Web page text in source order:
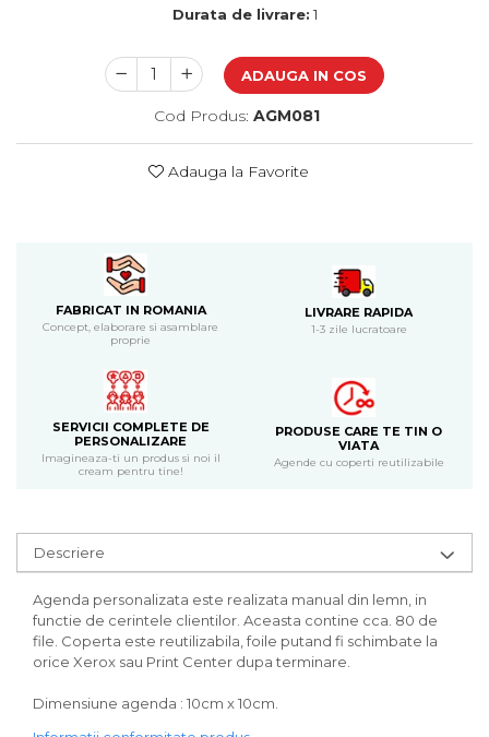
Cadouri personalizate pentru nasi
Ateliere - planse cu nisip colorat
Durata de livrare: 1
ADAUGA IN COS
Cod Produs: AGM081
Adauga la Favorite
FABRICAT IN ROMANIA
Concept, elaborare si asamblare
proprie
LIVRARE RAPIDA
1-3 zile lucratoare
SERVICII COMPLETE DE
PERSONALIZARE
Imagineaza-ti un produs si noi il
cream pentru tine!
PRODUSE CARE TE TIN O
VIATA
Agende cu coperti reutilizabile
Descriere
Agenda personalizata este realizata manual din lemn, in
functie de cerintele clientilor. Aceasta contine cca. 80 de
file. Coperta este reutilizabila, foile putand fi schimbate la
orice Xerox sau Print Center dupa terminare.
Dimensiune agenda : 10cm x 10cm.